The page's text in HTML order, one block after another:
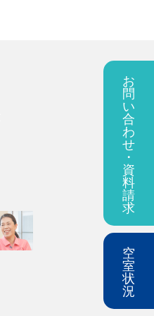
お
問
い
合
わ
せ
・
資
料
請
求
空
室
状
況